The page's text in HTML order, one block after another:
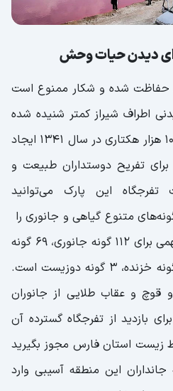
دیدن حیات وحش
حفاظت شده و شکار ممنوع است
اطراف شیراز کمتر شنیده شده
است. این پارک با مساحت 100 هزار هکتاری در سال 1341 ایجاد
تفریح دوستداران طبیعت و
این پارک می‌توانید
متنوع گیاهی و جانوری را
ببینید. این مکان زیستگاه مهمی برای ۱۱۲ گونه جانوری، ۶۹ گونه
پرنده، ۲۱ گونه پستاندار، ۱۹ گونه خزنده، ۳ گونه دوزیست است.
قوچ و عقاب طلایی از جانوران
بازدید از تفرجگاه گسترده آن
زیست استان فارس مجوز بگیرید
این منطقه آسیبی وارد